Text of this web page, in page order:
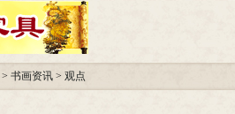
> 书画资讯 > 观点